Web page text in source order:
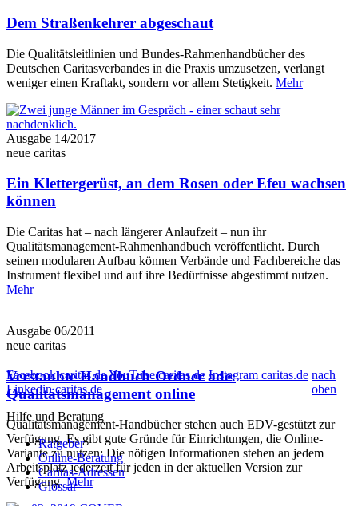
Dem Straßenkehrer abgeschaut
Die Qualitätsleitlinien und Bundes-Rahmenhandbücher des
Deutschen Caritasverbandes in die Praxis umzusetzen, verlangt
weniger einen Kraftakt, sondern vor allem Stetigkeit. Mehr
Ausgabe 14/2017
neue caritas
Ein Klettergerüst, an dem Rosen oder Efeu wachsen
können
Die Caritas hat – nach längerer Anlaufzeit – nun ihr
Qualitätsmanagement-Rahmenhandbuch veröffentlicht. Durch
seinen modularen Aufbau können Verbände und Fachbereiche das
Instrument flexibel und auf ihre Bedürfnisse abgestimmt nutzen.
Mehr
Ausgabe 06/2011
neue caritas
Verstaubte Handbuch-Ordner ade:
Qualitätsmanagement online
Qualitätsmanagement-Handbücher stehen auch EDV-gestützt zur
Verfügung. Es gibt gute Gründe für Einrichtungen, die Online-
Variante zu nutzen: Die nötigen Informationen ­stehen an jedem
Arbeitsplatz jederzeit für jeden in der aktuellen Version zur
Verfügung.Mehr
Facebook caritas.deYouTube caritas.de Instagram caritas.de
Linkedin caritas.de
nach
oben
Hilfe und Beratung
Ratgeber
Online-Beratung
Caritas-Adressen
Glossar